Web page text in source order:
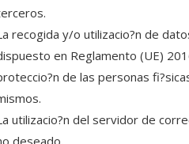
recogida y/o utilizacio?n de
en Reglamento (UE)
de las personas
utilizacio?n del servidor de
deseado.